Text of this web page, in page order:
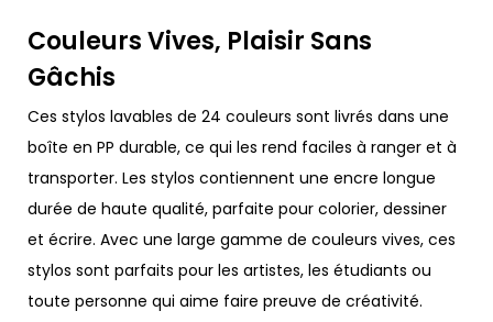
Couleurs Vives, Plaisir Sans
Gâchis
Ces stylos lavables de 24 couleurs sont livrés dans une
boîte en PP durable, ce qui les rend faciles à ranger et à
transporter. Les stylos contiennent une encre longue
durée de haute qualité, parfaite pour colorier, dessiner
et écrire. Avec une large gamme de couleurs vives, ces
stylos sont parfaits pour les artistes, les étudiants ou
toute personne qui aime faire preuve de créativité.